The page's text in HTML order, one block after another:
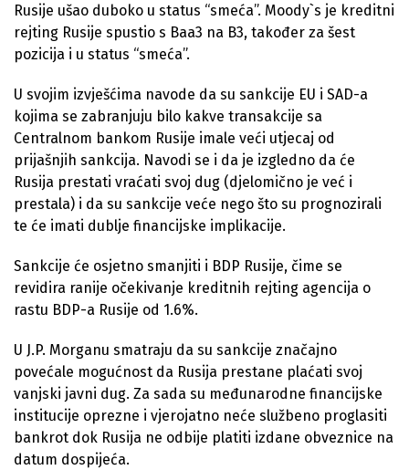
Rusije ušao duboko u status “smeća”. Moody`s je kreditni
rejting Rusije spustio s Baa3 na B3, također za šest
pozicija i u status “smeća”.
U svojim izvješćima navode da su sankcije EU i SAD-a
kojima se zabranjuju bilo kakve transakcije sa
Centralnom bankom Rusije imale veći utjecaj od
prijašnjih sankcija. Navodi se i da je izgledno da će
Rusija prestati vraćati svoj dug (djelomično je već i
prestala) i da su sankcije veće nego što su prognozirali
te će imati dublje financijske implikacije.
Sankcije će osjetno smanjiti i BDP Rusije, čime se
revidira ranije očekivanje kreditnih rejting agencija o
rastu BDP-a Rusije od 1.6%.
U J.P. Morganu smatraju da su sankcije značajno
povećale mogućnost da Rusija prestane plaćati svoj
vanjski javni dug. Za sada su međunarodne financijske
institucije oprezne i vjerojatno neće službeno proglasiti
bankrot dok Rusija ne odbije platiti izdane obveznice na
datum dospijeća.